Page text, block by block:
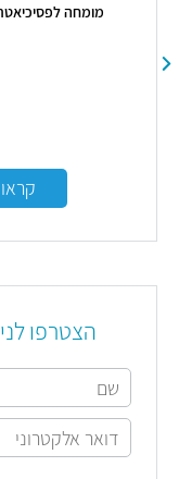
מומחה
הצטרפו